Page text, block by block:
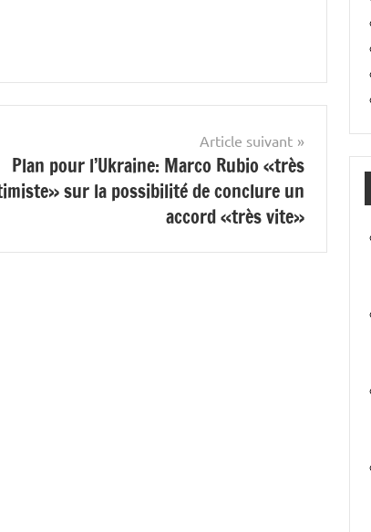
Article suivant
Plan pour l’Ukraine: Marco Rubio «très
sur la possibilité de conclure un
accord «très vite»